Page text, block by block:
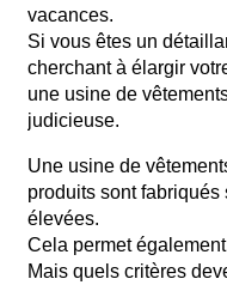
vacances.
Si vous êtes un
cherchant à élargir
une usine de
judicieuse.
Une usine de
produits sont
élevées.
Cela permet
Mais quels critères